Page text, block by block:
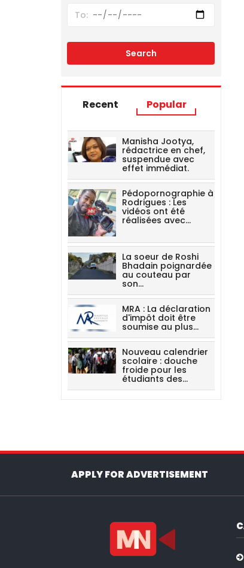
Recent Popular
Manisha Jootya,
rédactrice en chef,
suspendue avec
effet immédiat.
Pédopornographie à
Rodrigues : Les
vidéos ont été
réalisées avec…
La soeur de Roshi
Bhadain poignardée
au couteau par
son…
MRA : La déclaration
d'impôt doit être
soumise au plus…
Nouveau calendrier
scolaire : douche
froide pour les
étudiants des…
APPLY FOR ADVERTISEMENT